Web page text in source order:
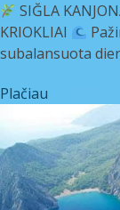
SIĞLA
KRIOKLIAI
subalansuota
Plačiau